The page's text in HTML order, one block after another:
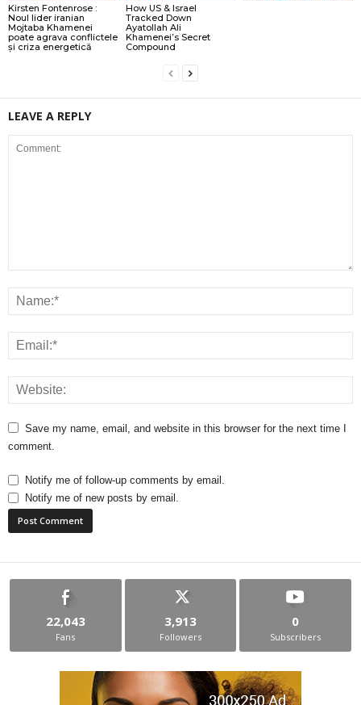
Kirsten Fontenrose :
Noul lider iranian
Mojtaba Khamenei
poate agrava conflictele
și criza energetică
How US & Israel
Tracked Down
Ayatollah Ali
Khamenei’s Secret
Compound
LEAVE A REPLY
Save my name, email, and website in this browser for the next time I
comment.
Notify me of follow-up comments by email.
Notify me of new posts by email.
22,043
Fans
3,913
Followers
0
Subscribers